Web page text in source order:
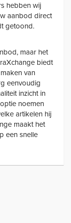
hebben wij
aanbod direct
getoond.
maar het
biedt
van
eenvoudig
inzicht in
noemen
artikelen hij
maakt het
een snelle